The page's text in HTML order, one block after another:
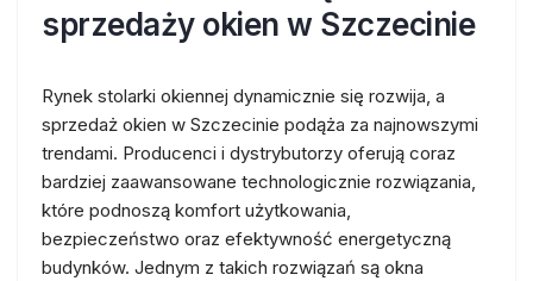
sprzedaży okien w Szczecinie
Rynek stolarki okiennej dynamicznie się rozwija, a
sprzedaż okien w Szczecinie podąża za najnowszymi
trendami. Producenci i dystrybutorzy oferują coraz
bardziej zaawansowane technologicznie rozwiązania,
które podnoszą komfort użytkowania,
bezpieczeństwo oraz efektywność energetyczną
budynków. Jednym z takich rozwiązań są okna